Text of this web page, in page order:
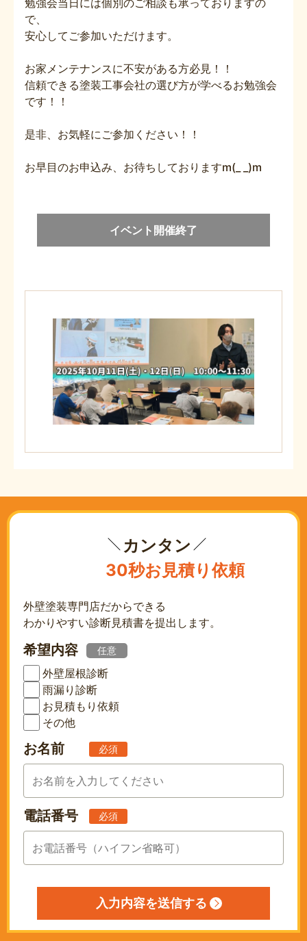
勉強会当日には個別のご相談も承っておりますの
で、
安心してご参加いただけます。
お家メンテナンスに不安がある方必見！！
信頼できる塗装工事会社の選び方が学べるお勉強会
です！！
是非、お気軽にご参加ください！！
お早目のお申込み、お待ちしておりますm(_ _)m
イベント開催終了
カンタン
30秒お見積り依頼
外壁塗装専門店だからできる
わかりやすい診断見積書を提出します。
希望内容 任意
外壁屋根診断
雨漏り診断
お見積もり依頼
その他
お名前 必須
電話番号 必須